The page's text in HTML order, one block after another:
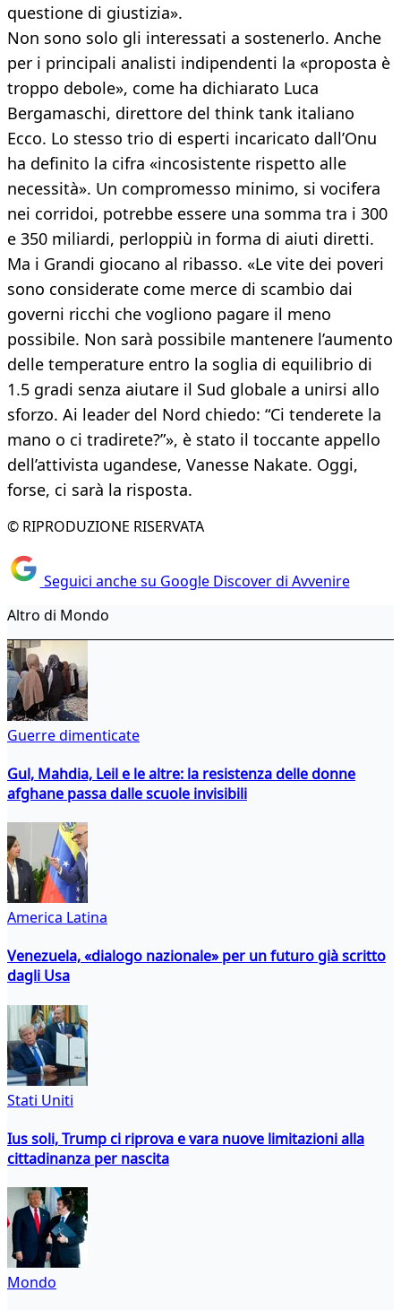
questione di giustizia».
Non sono solo gli interessati a sostenerlo. Anche
per i principali analisti indipendenti la «proposta è
troppo debole», come ha dichiarato Luca
Bergamaschi, direttore del think tank italiano
Ecco. Lo stesso trio di esperti incaricato dall’Onu
ha definito la cifra «incosistente rispetto alle
necessità». Un compromesso minimo, si vocifera
nei corridoi, potrebbe essere una somma tra i 300
e 350 miliardi, perloppiù in forma di aiuti diretti.
Ma i Grandi giocano al ribasso. «Le vite dei poveri
sono considerate come merce di scambio dai
governi ricchi che vogliono pagare il meno
possibile. Non sarà possibile mantenere l’aumento
delle temperature entro la soglia di equilibrio di
1.5 gradi senza aiutare il Sud globale a unirsi allo
sforzo. Ai leader del Nord chiedo: “Ci tenderete la
mano o ci tradirete?”», è stato il toccante appello
dell’attivista ugandese, Vanesse Nakate. Oggi,
forse, ci sarà la risposta.
© RIPRODUZIONE RISERVATA
Seguici anche su Google Discover di Avvenire
Altro di Mondo
Guerre dimenticate
Gul, Mahdia, Leil e le altre: la resistenza delle donne
afghane passa dalle scuole invisibili
America Latina
Venezuela, «dialogo nazionale» per un futuro già scritto
dagli Usa
Stati Uniti
Ius soli, Trump ci riprova e vara nuove limitazioni alla
cittadinanza per nascita
Mondo